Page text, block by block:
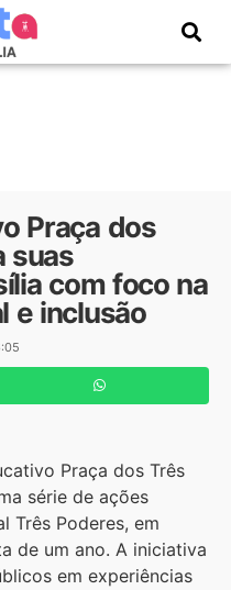
Praça dos
suas
com foco na
e inclusão
Praça dos Três
série de ações
Três Poderes, em
de um ano. A iniciativa
em experiências